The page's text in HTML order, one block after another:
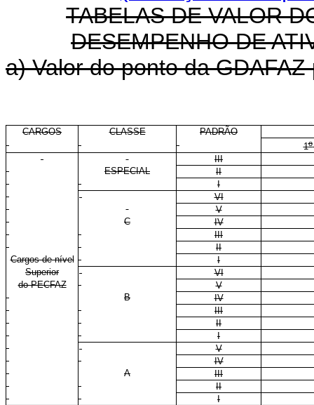
TABELAS DE VALOR
DESEMPENHO DE
a) Valor do ponto da
CARGOS CLASSE
PADRÃO
1o
III
ESPECIAL
II
I
VI
V
C
IV
III
II
Cargos de nível
I
Superior
VI
do PECFAZ
V
B
IV
III
II
I
V
IV
A
III
II
I